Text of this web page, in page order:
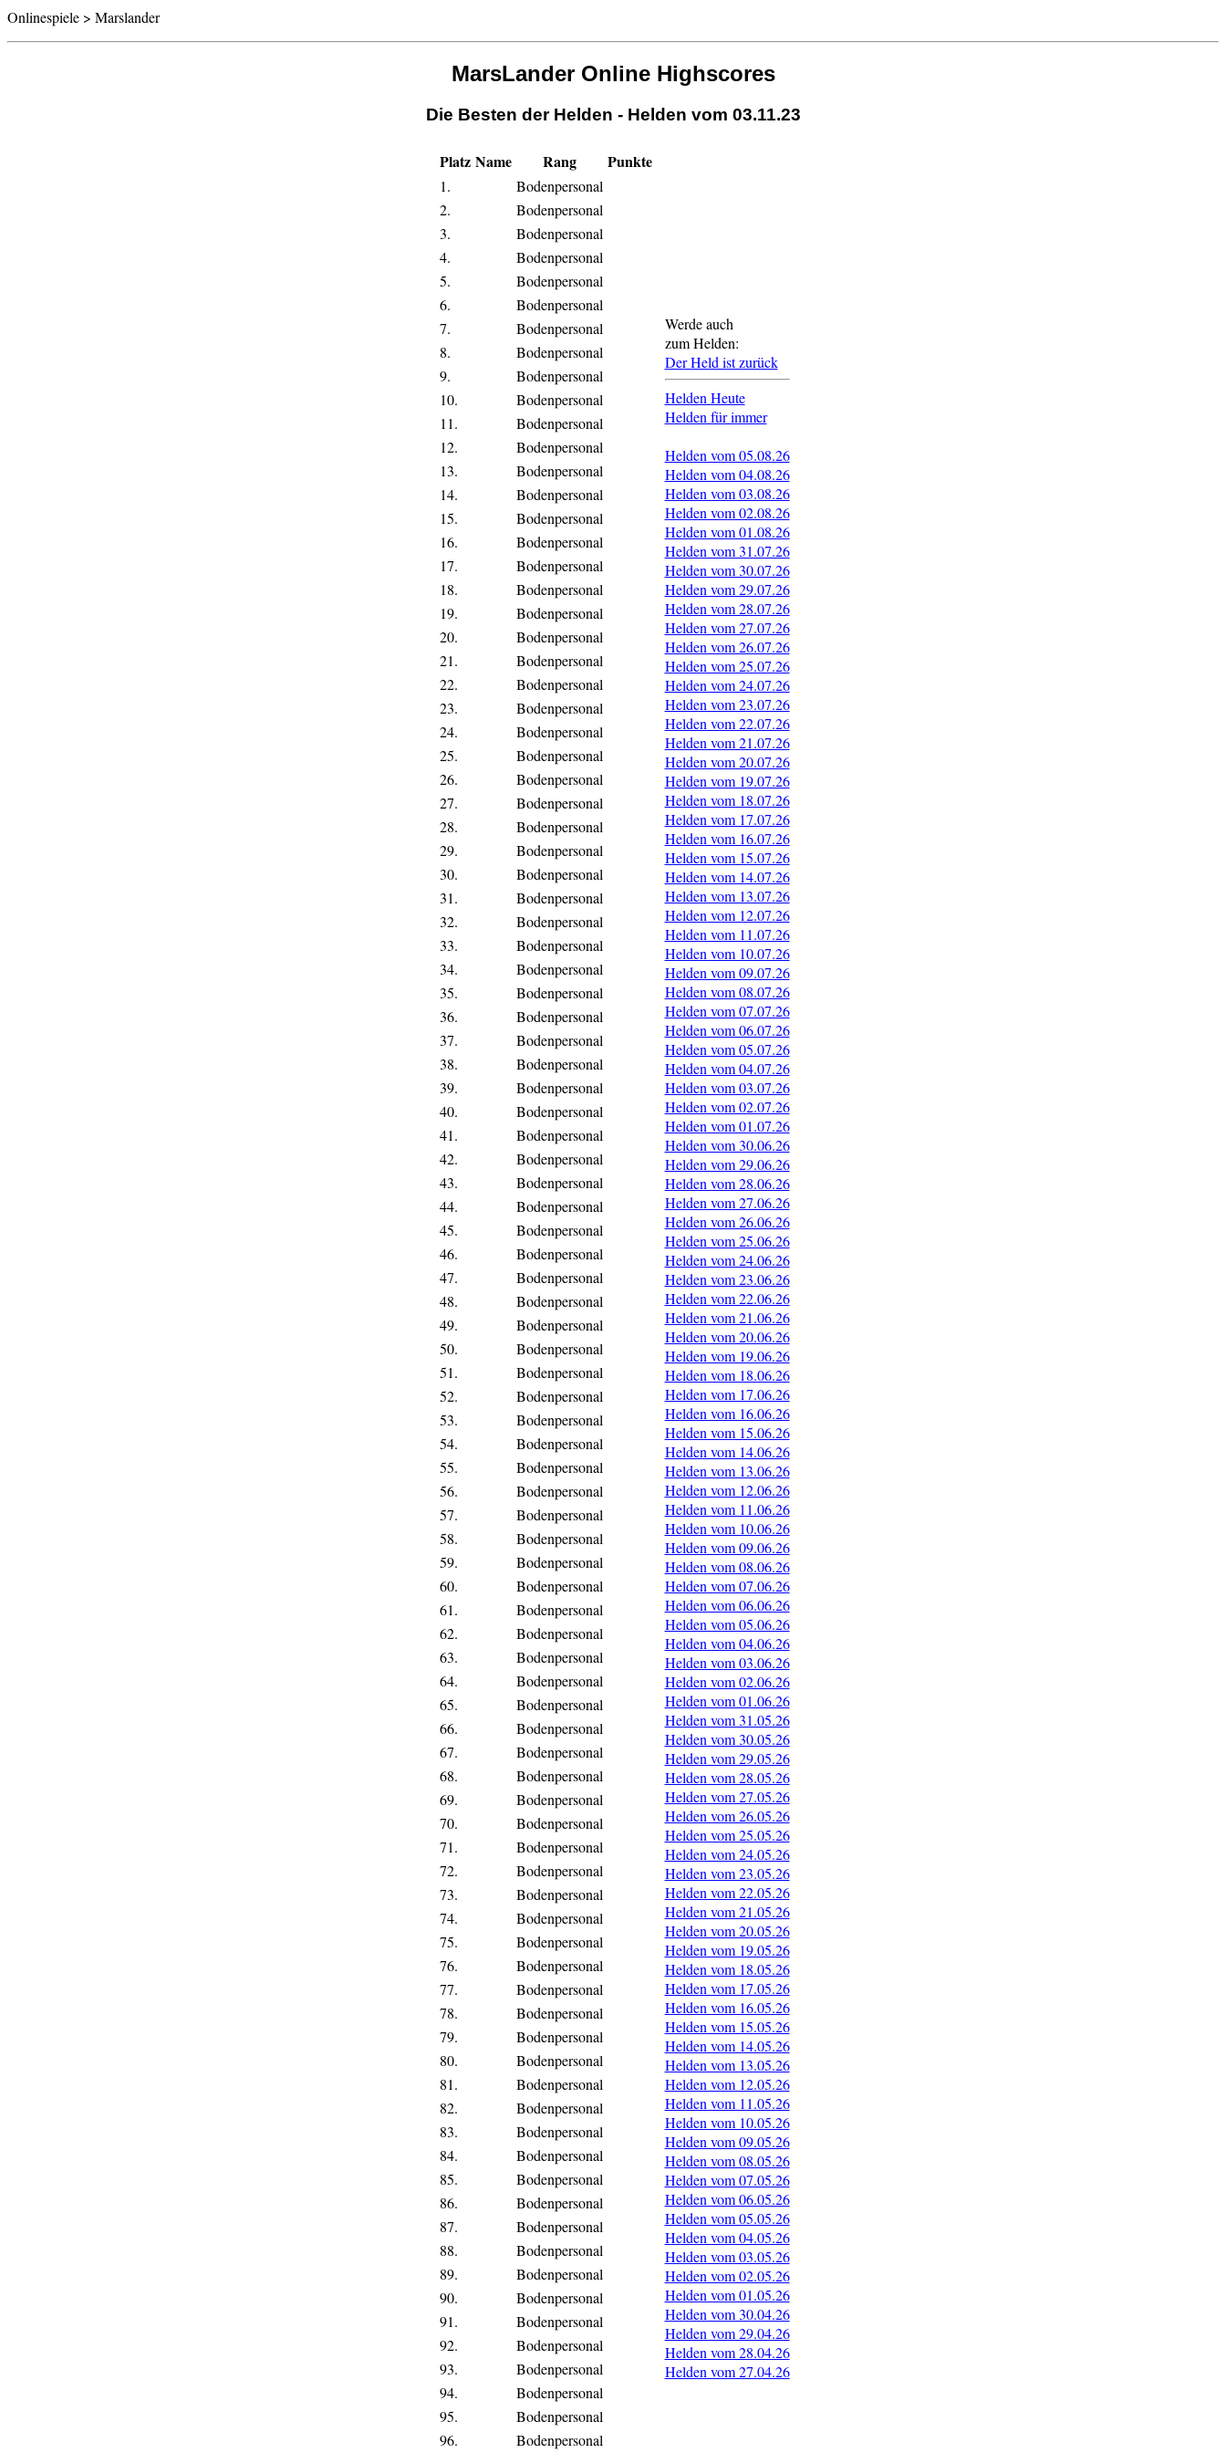
Onlinespiele > Marslander
MarsLander Online Highscores
Die Besten der Helden - Helden vom 03.11.23
Platz Name Rang Punkte
1.
Bodenpersonal
2.
Bodenpersonal
3.
Bodenpersonal
4.
Bodenpersonal
5.
Bodenpersonal
6.
Bodenpersonal
7.
Bodenpersonal
8.
Bodenpersonal
9.
Bodenpersonal
10.
Bodenpersonal
11.
Bodenpersonal
12.
Bodenpersonal
13.
Bodenpersonal
14.
Bodenpersonal
15.
Bodenpersonal
16.
Bodenpersonal
17.
Bodenpersonal
18.
Bodenpersonal
19.
Bodenpersonal
20.
Bodenpersonal
21.
Bodenpersonal
22.
Bodenpersonal
23.
Bodenpersonal
24.
Bodenpersonal
25.
Bodenpersonal
26.
Bodenpersonal
27.
Bodenpersonal
28.
Bodenpersonal
29.
Bodenpersonal
30.
Bodenpersonal
31.
Bodenpersonal
32.
Bodenpersonal
33.
Bodenpersonal
34.
Bodenpersonal
35.
Bodenpersonal
36.
Bodenpersonal
37.
Bodenpersonal
38.
Bodenpersonal
39.
Bodenpersonal
40.
Bodenpersonal
41.
Bodenpersonal
42.
Bodenpersonal
43.
Bodenpersonal
44.
Bodenpersonal
45.
Bodenpersonal
46.
Bodenpersonal
47.
Bodenpersonal
48.
Bodenpersonal
49.
Bodenpersonal
50.
Bodenpersonal
51.
Bodenpersonal
52.
Bodenpersonal
53.
Bodenpersonal
54.
Bodenpersonal
55.
Bodenpersonal
56.
Bodenpersonal
57.
Bodenpersonal
58.
Bodenpersonal
59.
Bodenpersonal
60.
Bodenpersonal
61.
Bodenpersonal
62.
Bodenpersonal
63.
Bodenpersonal
64.
Bodenpersonal
65.
Bodenpersonal
66.
Bodenpersonal
67.
Bodenpersonal
68.
Bodenpersonal
69.
Bodenpersonal
70.
Bodenpersonal
71.
Bodenpersonal
72.
Bodenpersonal
73.
Bodenpersonal
74.
Bodenpersonal
75.
Bodenpersonal
76.
Bodenpersonal
77.
Bodenpersonal
78.
Bodenpersonal
79.
Bodenpersonal
80.
Bodenpersonal
81.
Bodenpersonal
82.
Bodenpersonal
83.
Bodenpersonal
84.
Bodenpersonal
85.
Bodenpersonal
86.
Bodenpersonal
87.
Bodenpersonal
88.
Bodenpersonal
89.
Bodenpersonal
90.
Bodenpersonal
91.
Bodenpersonal
92.
Bodenpersonal
93.
Bodenpersonal
94.
Bodenpersonal
95.
Bodenpersonal
96.
Bodenpersonal
Werde auch
zum Helden:
Der Held ist zurück
Helden Heute
Helden für immer
Helden vom 05.08.26
Helden vom 04.08.26
Helden vom 03.08.26
Helden vom 02.08.26
Helden vom 01.08.26
Helden vom 31.07.26
Helden vom 30.07.26
Helden vom 29.07.26
Helden vom 28.07.26
Helden vom 27.07.26
Helden vom 26.07.26
Helden vom 25.07.26
Helden vom 24.07.26
Helden vom 23.07.26
Helden vom 22.07.26
Helden vom 21.07.26
Helden vom 20.07.26
Helden vom 19.07.26
Helden vom 18.07.26
Helden vom 17.07.26
Helden vom 16.07.26
Helden vom 15.07.26
Helden vom 14.07.26
Helden vom 13.07.26
Helden vom 12.07.26
Helden vom 11.07.26
Helden vom 10.07.26
Helden vom 09.07.26
Helden vom 08.07.26
Helden vom 07.07.26
Helden vom 06.07.26
Helden vom 05.07.26
Helden vom 04.07.26
Helden vom 03.07.26
Helden vom 02.07.26
Helden vom 01.07.26
Helden vom 30.06.26
Helden vom 29.06.26
Helden vom 28.06.26
Helden vom 27.06.26
Helden vom 26.06.26
Helden vom 25.06.26
Helden vom 24.06.26
Helden vom 23.06.26
Helden vom 22.06.26
Helden vom 21.06.26
Helden vom 20.06.26
Helden vom 19.06.26
Helden vom 18.06.26
Helden vom 17.06.26
Helden vom 16.06.26
Helden vom 15.06.26
Helden vom 14.06.26
Helden vom 13.06.26
Helden vom 12.06.26
Helden vom 11.06.26
Helden vom 10.06.26
Helden vom 09.06.26
Helden vom 08.06.26
Helden vom 07.06.26
Helden vom 06.06.26
Helden vom 05.06.26
Helden vom 04.06.26
Helden vom 03.06.26
Helden vom 02.06.26
Helden vom 01.06.26
Helden vom 31.05.26
Helden vom 30.05.26
Helden vom 29.05.26
Helden vom 28.05.26
Helden vom 27.05.26
Helden vom 26.05.26
Helden vom 25.05.26
Helden vom 24.05.26
Helden vom 23.05.26
Helden vom 22.05.26
Helden vom 21.05.26
Helden vom 20.05.26
Helden vom 19.05.26
Helden vom 18.05.26
Helden vom 17.05.26
Helden vom 16.05.26
Helden vom 15.05.26
Helden vom 14.05.26
Helden vom 13.05.26
Helden vom 12.05.26
Helden vom 11.05.26
Helden vom 10.05.26
Helden vom 09.05.26
Helden vom 08.05.26
Helden vom 07.05.26
Helden vom 06.05.26
Helden vom 05.05.26
Helden vom 04.05.26
Helden vom 03.05.26
Helden vom 02.05.26
Helden vom 01.05.26
Helden vom 30.04.26
Helden vom 29.04.26
Helden vom 28.04.26
Helden vom 27.04.26